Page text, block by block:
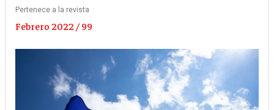
Pertenece a la revista
Febrero 2022 / 99